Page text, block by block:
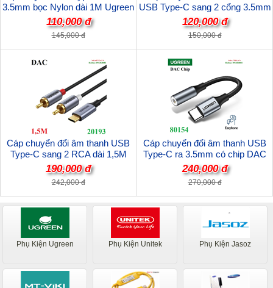
3.5mm bọc Nylon dài 1M Ugreen
30633 cao cấp
110,000 đ
145,000 đ
USB Type-C sang 2 cổng 3.5mm
20cm Ugreen 30732 cao cấp
(Không DAC)
120,000 đ
150,000 đ
Cáp chuyển đổi âm thanh USB
Type-C sang 2 RCA dài 1,5M
Ugreen 20193 cao cấp (DAC)
190,000 đ
242,000 đ
Cáp chuyển đổi âm thanh USB
Type-C ra 3.5mm có chip DAC
Ugreen 80154 cao cấp (Xám)
240,000 đ
270,000 đ
Phụ Kiện Ugreen Phụ Kiện Unitek Phụ Kiện Jasoz